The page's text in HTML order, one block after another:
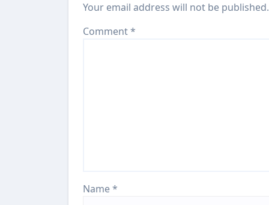
Your email address will not be published.
Comment*
Name*